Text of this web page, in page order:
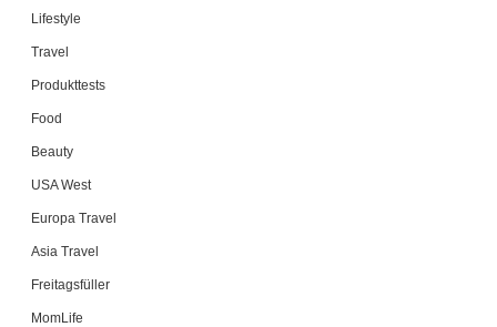
Lifestyle
Travel
Produkttests
Food
Beauty
USA West
Europa Travel
Asia Travel
Freitagsfüller
MomLife